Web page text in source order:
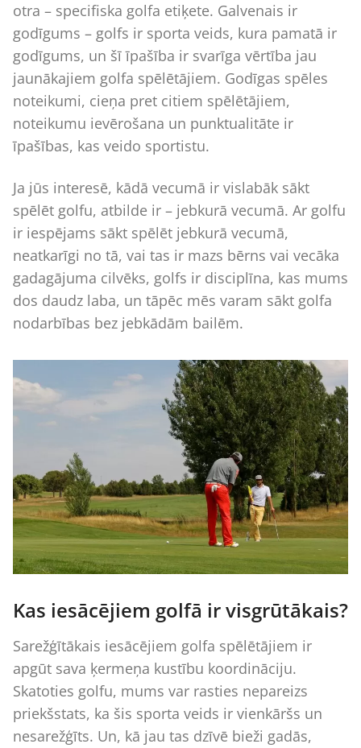
otra – specifiska golfa etiķete. Galvenais ir
godīgums – golfs ir sporta veids, kura pamatā ir
godīgums, un šī īpašība ir svarīga vērtība jau
jaunākajiem golfa spēlētājiem. Godīgas spēles
noteikumi, cieņa pret citiem spēlētājiem,
noteikumu ievērošana un punktualitāte ir
īpašības, kas veido sportistu.
Ja jūs interesē, kādā vecumā ir vislabāk sākt
spēlēt golfu, atbilde ir – jebkurā vecumā. Ar golfu
ir iespējams sākt spēlēt jebkurā vecumā,
neatkarīgi no tā, vai tas ir mazs bērns vai vecāka
gadagājuma cilvēks, golfs ir disciplīna, kas mums
dos daudz laba, un tāpēc mēs varam sākt golfa
nodarbības bez jebkādām bailēm.
Kas iesācējiem golfā ir visgrūtākais?
Sarežģītākais iesācējiem golfa spēlētājiem ir
apgūt sava ķermeņa kustību koordināciju.
Skatoties golfu, mums var rasties nepareizs
priekšstats, ka šis sporta veids ir vienkāršs un
nesarežģīts. Un, kā jau tas dzīvē bieži gadās,